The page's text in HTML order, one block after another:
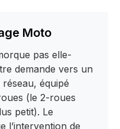
Moto
pas elle-
demande vers un
équipé
(le 2-roues
petit). Le
l’intervention de